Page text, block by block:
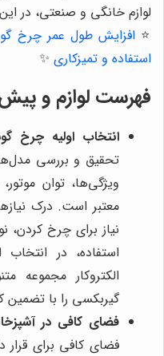
لوازم خانگی و صنعتی، در
⭐️ افزایش طول عمر چرخ
استفاده و تمیزکاری ✨
فهرست لوازم و
انتخاب اولیه چرخ
تحقیق و بررسی
ویژگی‌ها، توان
معتبر است. درک
نیاز برای چرخ
استفاده، در
الکتروکار مجموعه
گیربکسی را با تضمین
فضای کافی در
فضای کافی برای